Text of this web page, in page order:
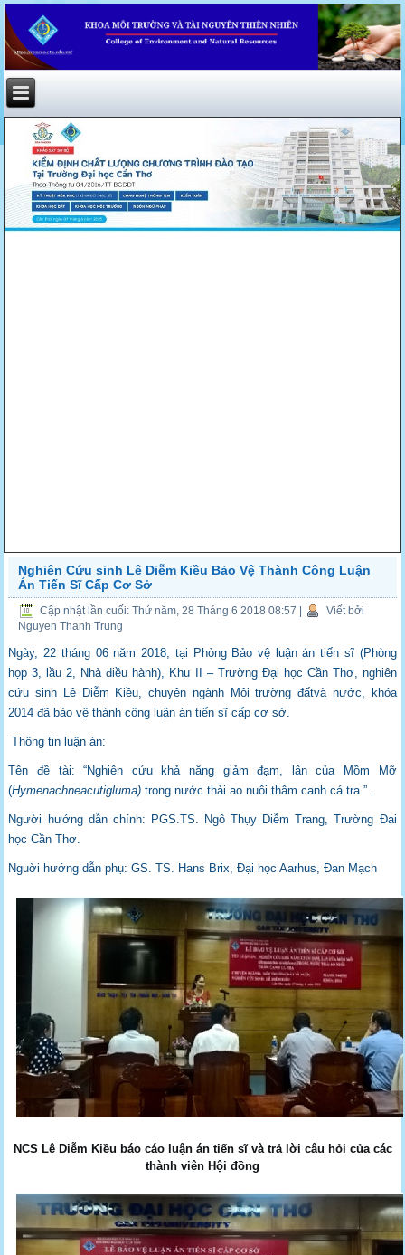
Nghiên Cứu sinh Lê Diễm Kiều Bảo Vệ Thành Công Luận
Án Tiến Sĩ Cấp Cơ Sở
Cập nhật lần cuối: Thứ năm, 28 Tháng 6 2018 08:57
Viết bởi
Nguyen Thanh Trung
Ngày, 22 tháng 06 năm 2018, tại Phòng Bảo vệ luận án tiến sĩ (Phòng
họp 3, lầu 2, Nhà điều hành), Khu II – Trường Đại học Cần Thơ, nghiên
cứu sinh Lê Diễm Kiều, chuyên ngành Môi trường đấtvà nước, khóa
2014 đã bảo vệ thành công luận án tiến sĩ cấp cơ sở.
Thông tin luận án:
Tên đề tài: “Nghiên cứu khả năng giảm đạm, lân của Mồm Mỡ
(Hymenachneacutigluma) trong nước thải ao nuôi thâm canh cá tra ” .
Người hướng dẫn chính: PGS.TS. Ngô Thụy Diễm Trang, Trường Đại
học Cần Thơ.
Nguời hướng dẫn phụ: GS. TS. Hans Brix, Đại học Aarhus, Đan Mạch
NCS Lê Diễm Kiều báo cáo luận án tiến sĩ và trả lời câu hỏi của các
thành viên Hội đồng